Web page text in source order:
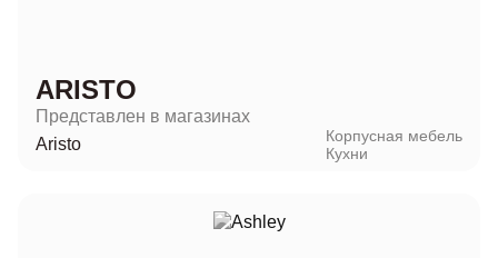
ARISTO
Представлен в магазинах
Aristo
Корпусная мебель
Кухни